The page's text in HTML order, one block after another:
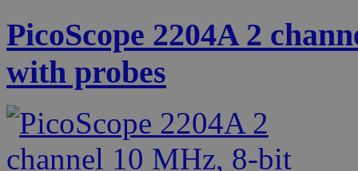
PicoScope 2204A 2
with probes